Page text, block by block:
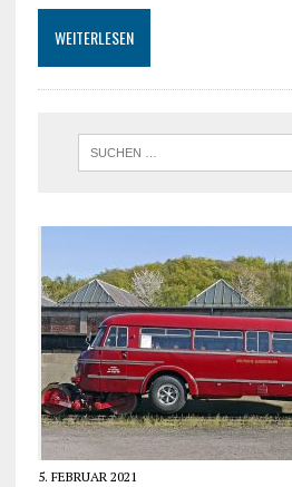
WEITERLESEN
5. FEBRUAR 2021